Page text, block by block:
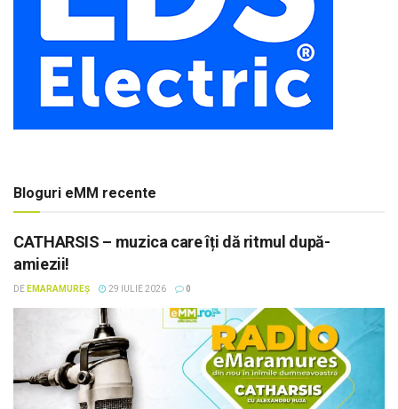
Bloguri eMM recente
CATHARSIS – muzica care îți dă ritmul după-
amiezii!
DE EMARAMUREȘ 29 IULIE 2026 0